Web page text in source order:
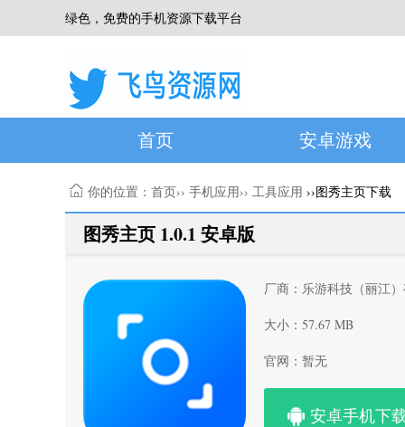
绿色，免费的手机资源下载平台
首页 安卓游戏
你的位置： 首页›› 手机应用›› 工具应用 ››图秀主页下载
图秀主页 1.0.1 安卓版
安卓手机下
厂商：乐游科技（丽江
大小：57.67 MB
官网：暂无